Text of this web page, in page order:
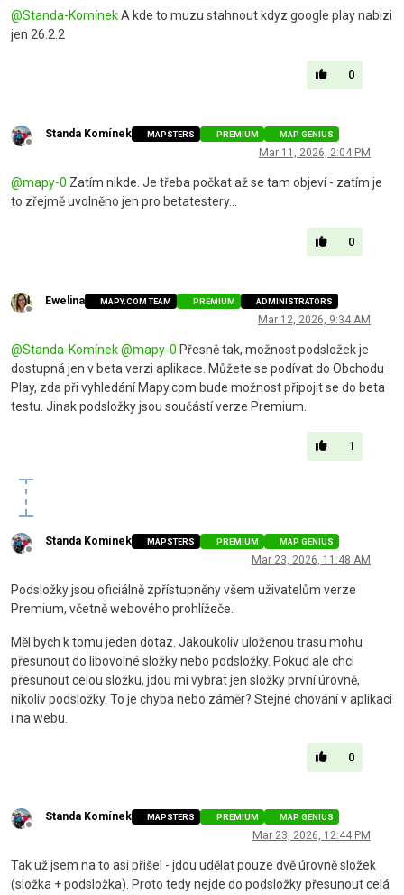
@Standa-KomínekA kde to muzu stahnout kdyz google play nabizi
jen 26.2.2
0
Standa Komínek MAPSTERS PREMIUM MAP GENIUS
Mar 11, 2026, 2:04 PM
@mapy-0 Zatím nikde. Je třeba počkat až se tam objeví - zatím je
to zřejmě uvolněno jen pro betatestery...
0
Ewelina MAPY.COM TEAM PREMIUM ADMINISTRATORS
Mar 12, 2026, 9:34 AM
@Standa-Komínek@mapy-0 Přesně tak, možnost podsložek je
dostupná jen v beta verzi aplikace. Můžete se podívat do Obchodu
Play, zda při vyhledání Mapy.com bude možnost připojit se do beta
testu. Jinak podsložky jsou součástí verze Premium.
1
Standa Komínek MAPSTERS PREMIUM MAP GENIUS
Mar 23, 2026, 11:48 AM
Podsložky jsou oficiálně zpřístupněny všem uživatelům verze
Premium, včetně webového prohlížeče.
Měl bych k tomu jeden dotaz. Jakoukoliv uloženou trasu mohu
přesunout do libovolné složky nebo podsložky. Pokud ale chci
přesunout celou složku, jdou mi vybrat jen složky první úrovně,
nikoliv podsložky. To je chyba nebo záměr? Stejné chování v aplikaci
i na webu.
0
Standa Komínek MAPSTERS PREMIUM MAP GENIUS
Mar 23, 2026, 12:44 PM
Tak už jsem na to asi přišel - jdou udělat pouze dvě úrovně složek
(složka + podsložka). Proto tedy nejde do podsložky přesunout celá